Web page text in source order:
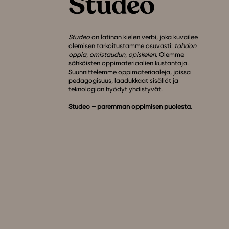
Studeo on latinan kielen verbi, joka kuvailee
olemisen tarkoitustamme osuvasti: tahdon
oppia, omistaudun, opiskelen. Olemme
sähköisten oppimateriaalien kustantaja.
Suunnittelemme oppimateriaaleja, joissa
pedagogisuus, laadukkaat sisällöt ja
teknologian hyödyt yhdistyvät.
Studeo – paremman oppimisen puolesta.